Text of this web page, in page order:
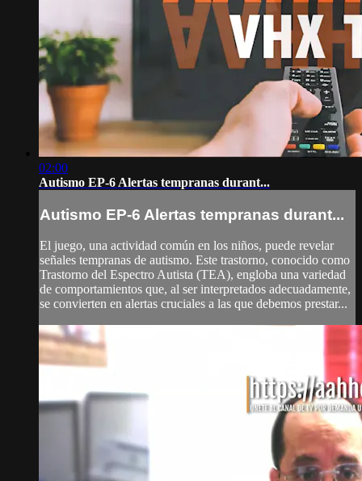
02:00
Autismo EP-6 Alertas tempranas durant...
Autismo EP-6 Alertas tempranas durant...
El juego, una actividad común en los niños, puede revelar
señales tempranas de autismo. Este trastorno, conocido como
Trastorno del Espectro Autista (TEA), engloba una variedad
de comportamientos que, al ser interpretados adecuadamente,
se convierten en alertas cruciales a las que debemos prestar...